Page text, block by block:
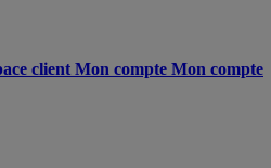
client Mon compte Mon compte